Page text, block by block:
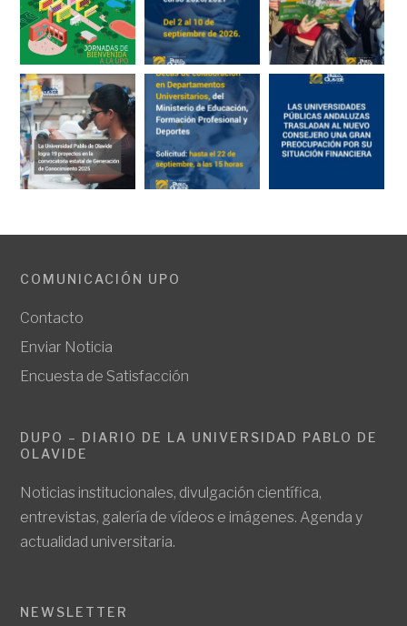
COMUNICACIÓN UPO
Contacto
Enviar Noticia
Encuesta de Satisfacción
DUPO – DIARIO DE LA UNIVERSIDAD PABLO DE
OLAVIDE
Noticias institucionales, divulgación científica,
entrevistas, galería de vídeos e imágenes. Agenda y
actualidad universitaria.
NEWSLETTER